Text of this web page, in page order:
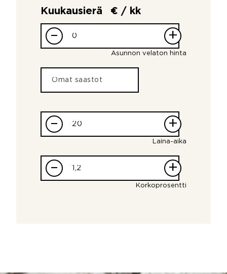
Kuukausierä € / kk
– +
Asunnon velaton hinta
– +
Laina-aika
– +
Korkoprosentti